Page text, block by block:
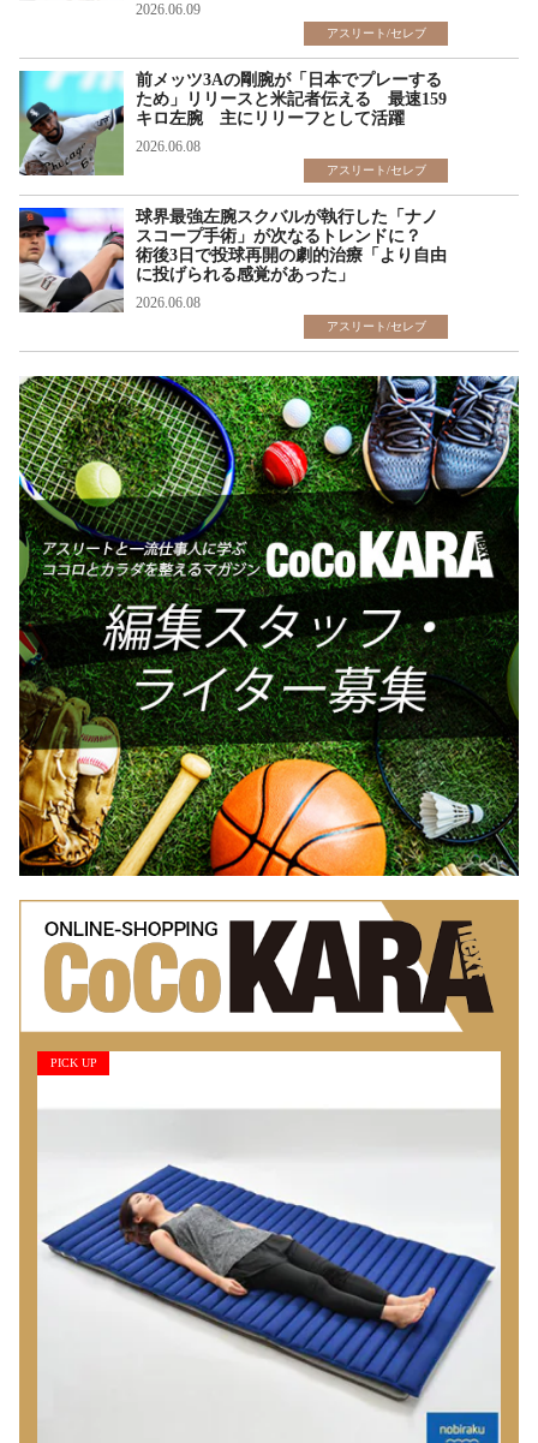
2026.06.09
アスリート/セレブ
前メッツ3Aの剛腕が「日本でプレーする
ため」リリースと米記者伝える 最速159
キロ左腕 主にリリーフとして活躍
2026.06.08
アスリート/セレブ
球界最強左腕スクバルが執行した「ナノ
スコープ手術」が次なるトレンドに？
術後3日で投球再開の劇的治療「より自由
に投げられる感覚があった」
2026.06.08
アスリート/セレブ
PICK UP